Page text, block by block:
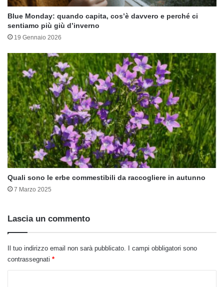
Blue Monday: quando capita, cos’è davvero e perché ci
sentiamo più giù d’inverno
19 Gennaio 2026
Quali sono le erbe commestibili da raccogliere in autunno
7 Marzo 2025
Lascia un commento
Il tuo indirizzo email non sarà pubblicato.
I campi obbligatori sono
contrassegnati *